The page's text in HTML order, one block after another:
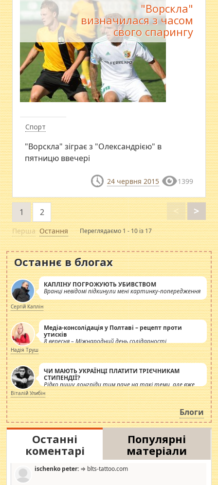
Спорт
"Ворскла"
визначилася з часом
свого спарингу
"Ворскла" зіграє з "Олександрією" в
пятницю ввечері
24 червня 2015 1399
Перша
<
1 2 >
Остання Переглядаємо 1 - 10 із 17
Останнє в блогах
КАПЛІНУ ПОГРОЖУЮТЬ УБИВСТВОМ
Вранці невідомі підкинули мені картинку-попередження
Сергій Каплін
Медіа-консолідація у Полтаві – рецепт проти
утисків
8 вересня – Міжнародний день солідарності
журналістів.
Надія Труш
ЧИ МАЮТЬ УКРАЇНЦІ ПЛАТИТИ ТРІЄЧНИКАМ
СТИПЕНДІЇ?
Рідко пишу лонгріди тим паче на такі теми, але вже
просто дістало! Обурюють сьогоднішні інсенуації
навколо стипендіального питання. Штучно
роздувається ще одна соціальна катастрофа.
Віталій Улибін
Блоги
Останні
коментарі
Популярні
матеріали
ischenko peter: ⇒ blts-tattoo.com